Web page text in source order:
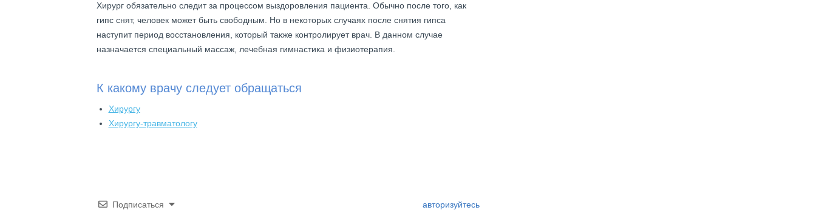
Хирург обязательно следит за процессом выздоровления пациента. Обычно после того, как
гипс снят, человек может быть свободным. Но в некоторых случаях после снятия гипса
наступит период восстановления, который также контролирует врач. В данном случае
назначается специальный массаж, лечебная гимнастика и физиотерапия.
К какому врачу следует обращаться
Хирургу
Хирургу-травматологу
Подписаться авторизуйтесь